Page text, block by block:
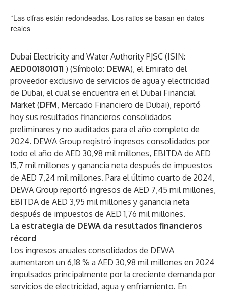
*Las cifras están redondeadas. Los ratios se basan en datos
reales
Dubai Electricity and Water Authority PJSC (ISIN:
AED001801011 ) (Símbolo: DEWA), el Emirato del
proveedor exclusivo de servicios de agua y electricidad
de Dubai, el cual se encuentra en el Dubai Financial
Market (DFM, Mercado Financiero de Dubai), reportó
hoy sus resultados financieros consolidados
preliminares y no auditados para el año completo de
2024. DEWA Group registró ingresos consolidados por
todo el año de AED 30,98 mil millones, EBITDA de AED
15,7 mil millones y ganancia neta después de impuestos
de AED 7,24 mil millones. Para el último cuarto de 2024,
DEWA Group reportó ingresos de AED 7,45 mil millones,
EBITDA de AED 3,95 mil millones y ganancia neta
después de impuestos de AED 1,76 mil millones.
La estrategia de DEWA da resultados financieros
récord
Los ingresos anuales consolidados de DEWA
aumentaron un 6,18 % a AED 30,98 mil millones en 2024
impulsados principalmente por la creciente demanda por
servicios de electricidad, agua y enfriamiento. En